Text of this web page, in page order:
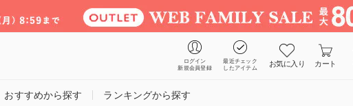
ログイン
新規会員登録
最近チェック
したアイテム
お気に入り カート
おすすめから探す ランキングから探す